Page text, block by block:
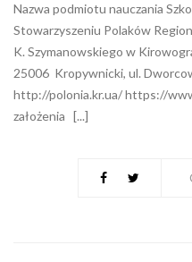
Nazwa podmiotu nauczania
Stowarzyszeniu Polaków
K. Szymanowskiego w
25006 Kropywnicki, ul.
http://polonia.kr.ua/ https://
założenia [...]